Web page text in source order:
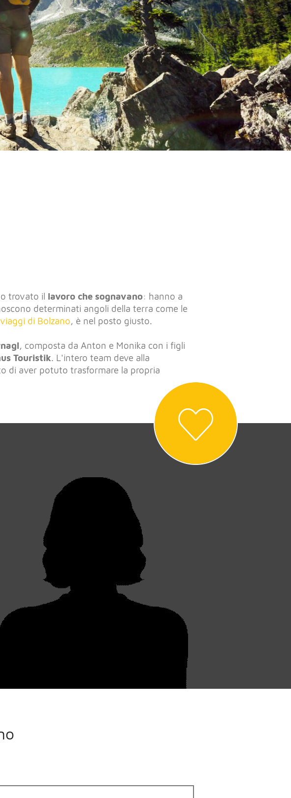
trovato il lavoro che sognavano: hanno a
determinati angoli della terra come le
di Bolzano, è nel posto giusto.
, composta da Anton e Monika con i figli
Touristik. L'intero team deve alla
di aver potuto trasformare la propria